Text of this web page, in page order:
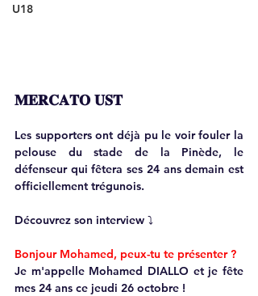
U18
𝐌𝐄𝐑𝐂𝐀𝐓𝐎 𝐔𝐒𝐓
Les supporters ont déjà pu le voir fouler la
pelouse du stade de la Pinède, le
défenseur qui fêtera ses 24 ans demain est
officiellement trégunois.
Découvrez son interview ⤵️
Bonjour Mohamed, peux-tu te présenter ?
Je m'appelle Mohamed DIALLO et je fête
mes 24 ans ce jeudi 26 octobre !